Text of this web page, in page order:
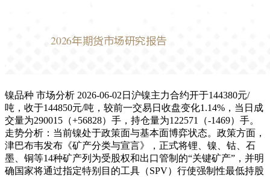
镍品种 市场分析 2026-06-02日沪镍主力合约开于144380元/
吨，收于144850元/吨，较前一交易日收盘变化1.14%，当日成
交量为290015（+56828）手，持仓量为122571（-1469）手。
走势分析：当前镍处于政策面与基本面博弈状态。政策方面，
津巴布韦发布《矿产分类与宣言》，正式将锂、镍、钴、石
墨、铜等14种矿产列为受股权和出口管制的“关键矿产”，并明
确国家将通过指定特别目的工具（SPV）行使强制性最低持股